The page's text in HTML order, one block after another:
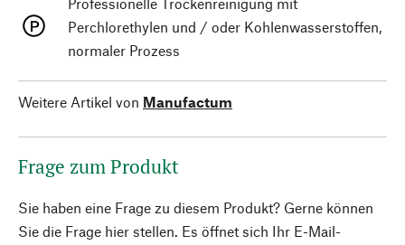
Perchlorethylen und / oder Kohlenwasserstoffen,
normaler Prozess
Weitere Artikel von Manufactum
Frage zum Produkt
Sie haben eine Frage zu diesem Produkt? Gerne können
Sie die Frage hier stellen. Es öffnet sich Ihr E-Mail-